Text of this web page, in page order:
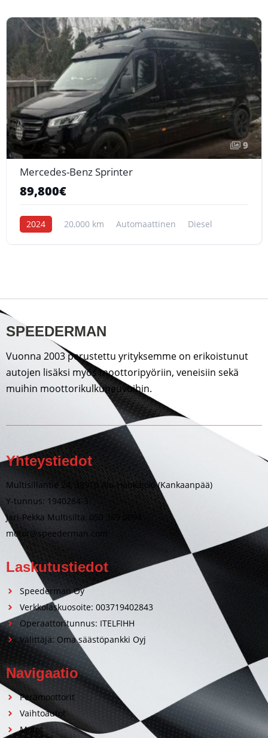
9
Mercedes-Benz Sprinter
89,800€
2024 20,000 km Automaattinen Diesel
SPEEDERMAN
Vuonna 2003 perustettu yrityksemme on erikoistunut
autojen lisäksi myös moottoripyöriin, veneisiin sekä
muihin moottorikulkuneuvoihin.
Yhteystiedot
Multisillantie 24, 38910 Ala-Honkajoki (Kankaanpää)
Y-tunnus: 1940284-3
Jari-Pekka Multisilta, 050 369 0094
motor@speederman.com
Laskutustiedot
Speederman Oy
Verkkolaskuosoite: 003719402843
Operaattoritunnus: ITELFIHH
Välittäjä: Oma säästöpankki Oyj
Navigaatio
Perämoottorit
Vaihtoautot
Motot